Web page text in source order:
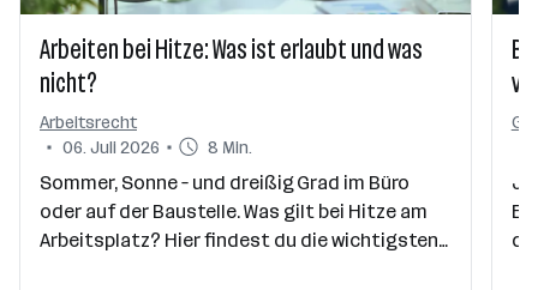
Arbeiten bei Hitze: Was ist erlaubt und was
nicht?
Arbeitsrecht
06. Juli 2026
8 Min.
Sommer, Sonne – und dreißig Grad im Büro
oder auf der Baustelle. Was gilt bei Hitze am
Arbeitsplatz? Hier findest du die wichtigsten